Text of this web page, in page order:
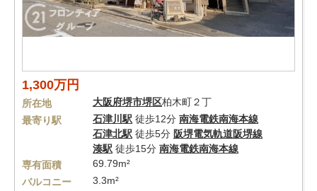
1,300万円
所在地 大阪府堺市堺区柏木町２丁
最寄り駅
石津川駅 徒歩12分 南海電鉄南海本線
石津北駅 徒歩5分 阪堺電気軌道阪堺線
湊駅 徒歩15分 南海電鉄南海本線
専有面積
69.79m²
バルコニー
3.3m²